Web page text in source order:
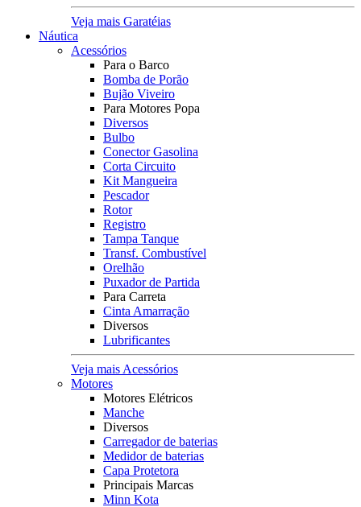
Veja mais Garatéias
Náutica
Acessórios
Para o Barco
Bomba de Porão
Bujão Viveiro
Para Motores Popa
Diversos
Bulbo
Conector Gasolina
Corta Circuito
Kit Mangueira
Pescador
Rotor
Registro
Tampa Tanque
Transf. Combustível
Orelhão
Puxador de Partida
Para Carreta
Cinta Amarração
Diversos
Lubrificantes
Veja mais Acessórios
Motores
Motores Elétricos
Manche
Diversos
Carregador de baterias
Medidor de baterias
Capa Protetora
Principais Marcas
Minn Kota